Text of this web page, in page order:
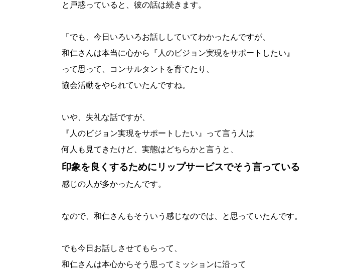
と戸惑っていると、彼の話は続きます。
「でも、今日いろいろお話ししていてわかったんですが、
和仁さんは本当に心から『人のビジョン実現をサポートしたい』
って思って、コンサルタントを育てたり、
協会活動をやられていたんですね。
いや、失礼な話ですが、
『人のビジョン実現をサポートしたい』って言う人は
何人も見てきたけど、実態はどちらかと言うと、
印象を良くするためにリップサービスでそう言っている
感じの人が多かったんです。
なので、和仁さんもそういう感じなのでは、と思っていたんです。
でも今日お話しさせてもらって、
和仁さんは本心からそう思ってミッションに沿って